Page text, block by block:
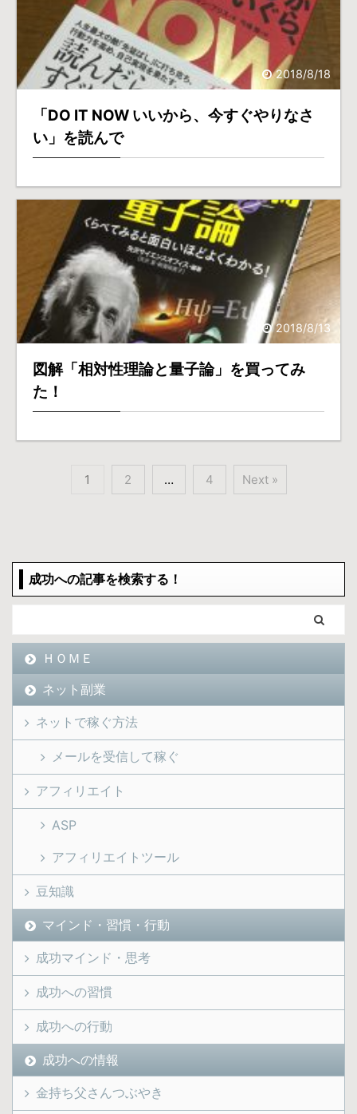
2018/8/18
「DO IT NOW いいから、今すぐやりなさ
い」を読んで
2018/8/13
図解「相対性理論と量子論」を買ってみ
た！
1 2 … 4 Next »
成功への記事を検索する！
ＨＯＭＥ
ネット副業
ネットで稼ぐ方法
メールを受信して稼ぐ
アフィリエイト
ASP
アフィリエイトツール
豆知識
マインド・習慣・行動
成功マインド・思考
成功への習慣
成功への行動
成功への情報
金持ち父さんつぶやき